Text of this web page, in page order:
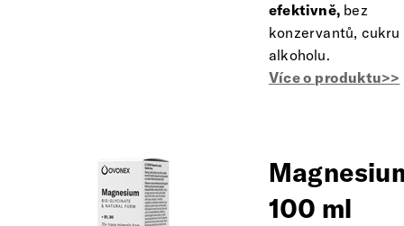
efektivně, bez
konzervantů, cukru
alkoholu.
Více o produktu>>
100 ml